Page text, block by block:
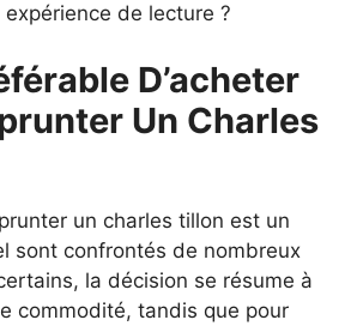
de lecture ?
D’acheter
Un Charles
un charles tillon est un
sont confrontés de nombreux
la décision se résume à
commodité, tandis que pour